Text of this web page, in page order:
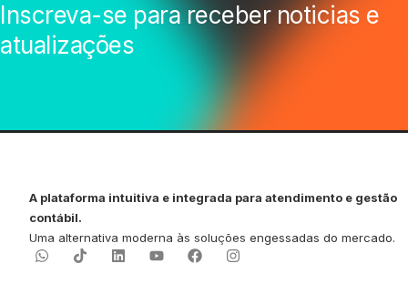
Inscreva-se para receber noticias e
atualizações
A plataforma intuitiva e integrada para atendimento e gestão
contábil.
Uma alternativa moderna às soluções engessadas do mercado.